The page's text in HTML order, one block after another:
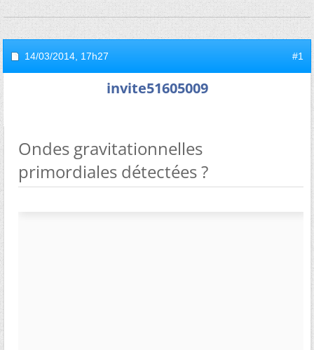
14/03/2014, 17h27 #1
invite51605009
Ondes gravitationnelles
primordiales détectées ?